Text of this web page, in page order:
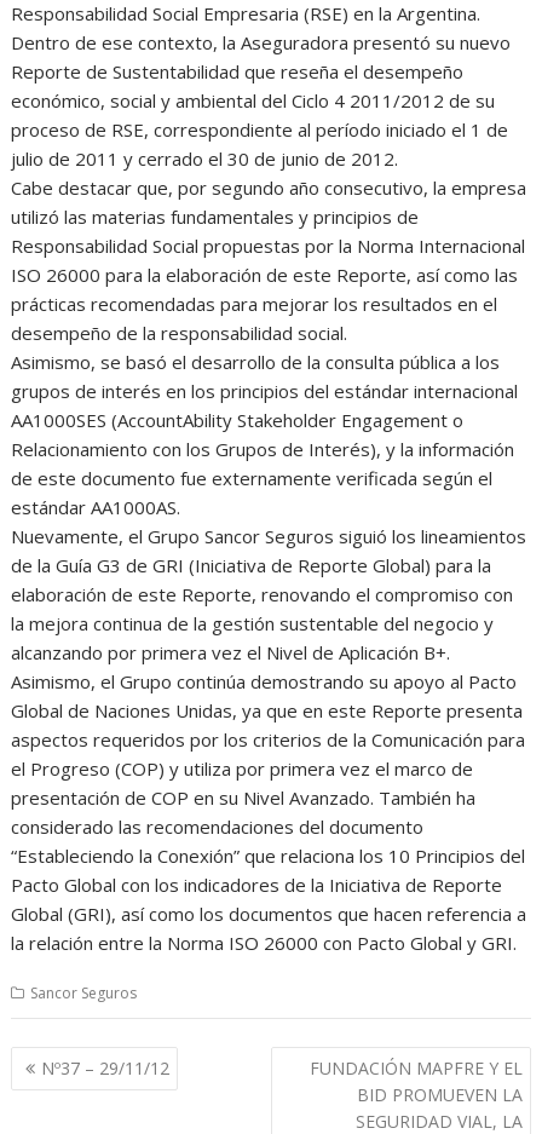
Responsabilidad Social Empresaria (RSE) en la Argentina.
Dentro de ese contexto, la Aseguradora presentó su nuevo
Reporte de Sustentabilidad que reseña el desempeño
económico, social y ambiental del Ciclo 4 2011/2012 de su
proceso de RSE, correspondiente al período iniciado el 1 de
julio de 2011 y cerrado el 30 de junio de 2012.
Cabe destacar que, por segundo año consecutivo, la empresa
utilizó las materias fundamentales y principios de
Responsabilidad Social propuestas por la Norma Internacional
ISO 26000 para la elaboración de este Reporte, así como las
prácticas recomendadas para mejorar los resultados en el
desempeño de la responsabilidad social.
Asimismo, se basó el desarrollo de la consulta pública a los
grupos de interés en los principios del estándar internacional
AA1000SES (AccountAbility Stakeholder Engagement o
Relacionamiento con los Grupos de Interés), y la información
de este documento fue externamente verificada según el
estándar AA1000AS.
Nuevamente, el Grupo Sancor Seguros siguió los lineamientos
de la Guía G3 de GRI (Iniciativa de Reporte Global) para la
elaboración de este Reporte, renovando el compromiso con
la mejora continua de la gestión sustentable del negocio y
alcanzando por primera vez el Nivel de Aplicación B+.
Asimismo, el Grupo continúa demostrando su apoyo al Pacto
Global de Naciones Unidas, ya que en este Reporte presenta
aspectos requeridos por los criterios de la Comunicación para
el Progreso (COP) y utiliza por primera vez el marco de
presentación de COP en su Nivel Avanzado. También ha
considerado las recomendaciones del documento
“Estableciendo la Conexión” que relaciona los 10 Principios del
Pacto Global con los indicadores de la Iniciativa de Reporte
Global (GRI), así como los documentos que hacen referencia a
la relación entre la Norma ISO 26000 con Pacto Global y GRI.
Sancor Seguros
Navegación
de
Nº37 – 29/11/12
FUNDACIÓN MAPFRE Y EL
BID PROMUEVEN LA
SEGURIDAD VIAL, LA